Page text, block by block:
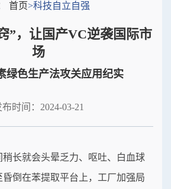
首页>科技自立自强
”，让国产VC逆袭国际市
场
色生产法攻关应用纪实
布时间：2024-03-21
稍长就会头晕乏力、呕吐、白血球
倒在苯提取平台上，工厂加强局